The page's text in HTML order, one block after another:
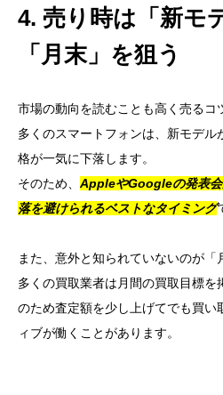
4. 売り時は「新モ
「月末」を狙う
市場の動向を読むことも高く売るコ
多くのスマートフォンは、新モデル
格が一気に下落します。
そのため、 AppleやGoogleの発表
落を避けられるベストなタイミング
また、意外と知られていないのが「
多くの買取業者は月間の買取目標
のため査定額を少し上げてでも買い
ィブが働くことがあります。